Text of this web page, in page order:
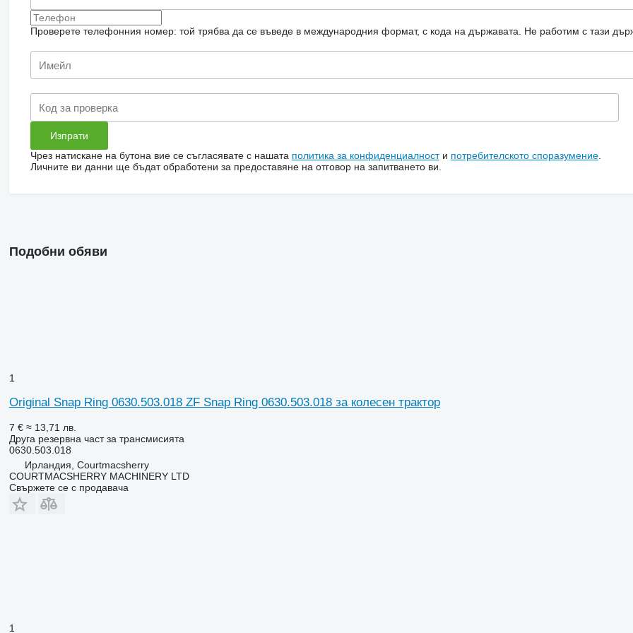
Проверете телефонния номер: той трябва да се въведе в международния формат, с кода на държавата. Не работим с тази
Чрез натискане на бутона вие се съгласявате с нашата политика за конфиденциалности потребителското споразумение.
Личните ви данни ще бъдат обработени за предоставяне на отговор на запитването ви.
Подобни обяви
1
Original Snap Ring 0630.503.018 ZF Snap Ring 0630.503.018 за колесен трактор
7 € ≈ 13,71 лв.
Друга резервна част за трансмисията
0630.503.018
Ирландия, Courtmacsherry
COURTMACSHERRY MACHINERY LTD
Свържете се с продавача
1